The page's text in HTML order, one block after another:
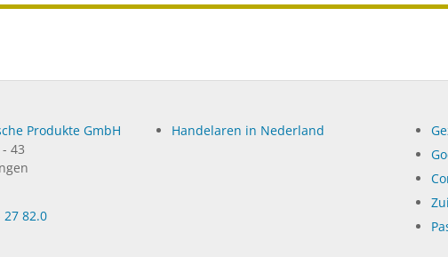
Produkte GmbH
43
27 82.0
Handelaren in Nederland